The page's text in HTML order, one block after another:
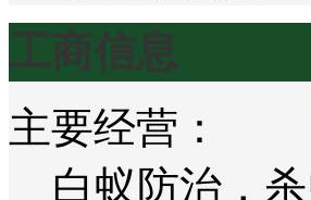
工商信息
主要经营：
白蚁防治，